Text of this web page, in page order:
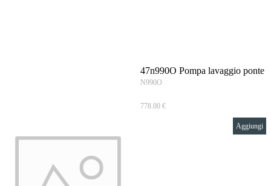
47n990O Pompa lavaggio ponte
N990O
778.00 €
Aggiungi